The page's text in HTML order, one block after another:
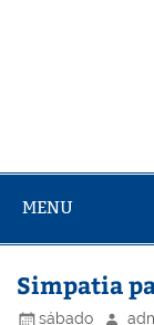
MENU
Simpatia
sábado